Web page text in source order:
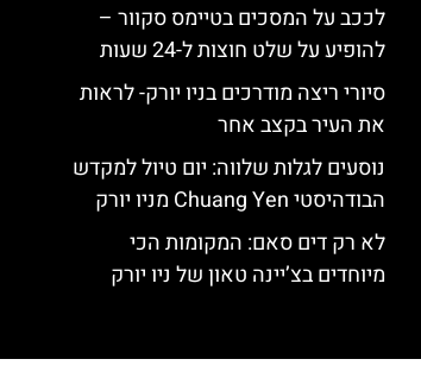
לככב על המסכים בטיימס סקוור –
להופיע על שלט חוצות ל-24 שעות
סיורי ריצה מודרכים בניו יורק- לראות
את העיר בקצב אחר
נוסעים לגלות שלווה: יום טיול למקדש
הבודהיסטי Chuang Yen מניו יורק
לא רק דים סאם: המקומות הכי
מיוחדים בצ’יינה טאון של ניו יורק